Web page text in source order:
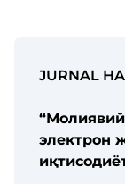
JURNAL
электрон
иқтисод